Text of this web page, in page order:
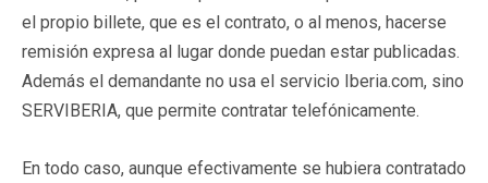
el propio billete, que es el contrato, o al menos, hacerse
remisión expresa al lugar donde puedan estar publicadas.
Además el demandante no usa el servicio Iberia.com, sino
SERVIBERIA, que permite contratar telefónicamente.
En todo caso, aunque efectivamente se hubiera contratado